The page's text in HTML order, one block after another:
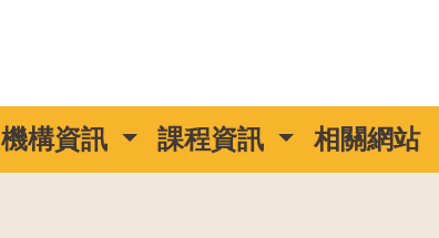
機構資訊 課程資訊 相關網站